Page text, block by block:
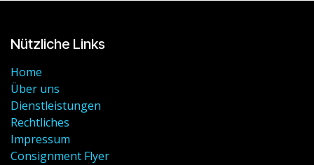
Nützliche Links
Home
Über uns
Dienstleistungen
Rechtliches
Impressum
Consignment Flyer